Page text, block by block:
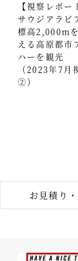
【視察レポー
サウジアラビ
標高2,000m
える高原都市
ハーを観光
（2023年7月
②）
お見積り